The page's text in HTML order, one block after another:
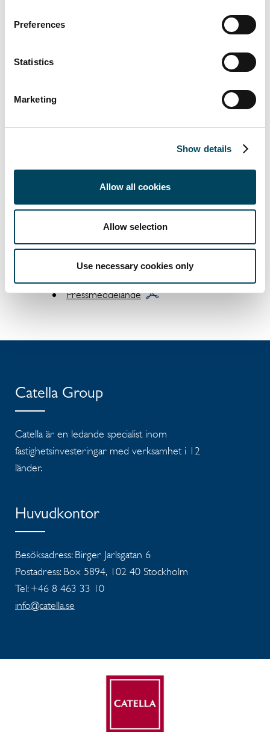
Preferences
Statistics
Marketing
Show details
Allow all cookies
Allow selection
Use necessary cookies only
0766-279755
Catella är en ledande specialist inom
förvaltar kapital om cirka 160 miljarder
kronor. Catella är noterat på Nasdaq
Stockholm inom segmentet Mid Cap. Läs
mer påcatella.com.
Dokument
Pressmeddelande
Catella Group
Catella är en ledande specialist inom
fastighetsinvesteringar med verksamhet i 12
länder.
Huvudkontor
Besöksadress: Birger Jarlsgatan 6
Postadress: Box 5894, 102 40 Stockholm
Tel: +46 8 463 33 10
info@catella.se